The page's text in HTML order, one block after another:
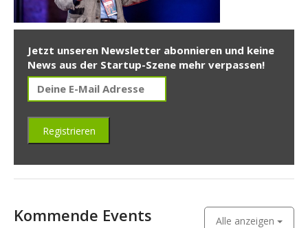
Jetzt unseren Newsletter abonnieren und keine
News aus der Startup-Szene mehr verpassen!
Kommende Events Alle anzeigen